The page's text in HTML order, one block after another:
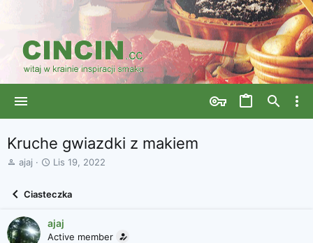
Kruche gwiazdki z makiem
A
w
ą
ajaj
D
a
o
z
Lis 19, 2022
Ciasteczka
ajaj
Active member